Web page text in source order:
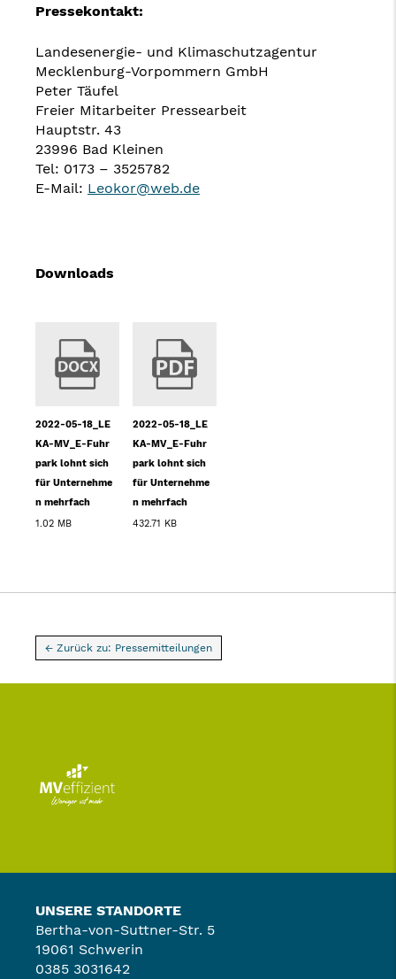
Pressekontakt:
Landesenergie- und Klimaschutzagentur
Mecklenburg-Vorpommern GmbH
Peter Täufel
Freier Mitarbeiter Pressearbeit
Hauptstr. 43
23996 Bad Kleinen
Tel: 0173 – 3525782
E-Mail: Leokor@web.de
Downloads
2022-05-18_LE
KA-MV_E-Fuhr
park lohnt sich
für Unternehme
n mehrfach
1.02 MB
2022-05-18_LE
KA-MV_E-Fuhr
park lohnt sich
für Unternehme
n mehrfach
432.71 KB
← Zurück zu: Pressemitteilungen
UNSERE STANDORTE
Bertha-von-Suttner-Str. 5
19061 Schwerin
0385 3031642